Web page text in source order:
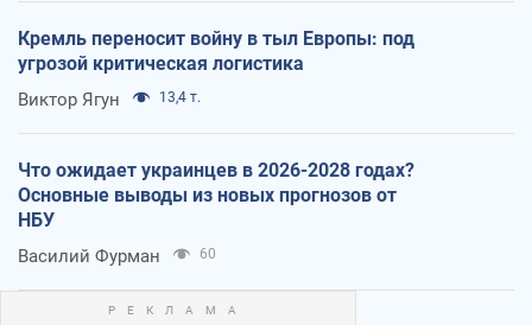
Кремль переносит войну в тыл Европы: под
угрозой критическая логистика
Виктор Ягун 13,4 т.
Что ожидает украинцев в 2026-2028 годах?
Основные выводы из новых прогнозов от
НБУ
Василий Фурман 60